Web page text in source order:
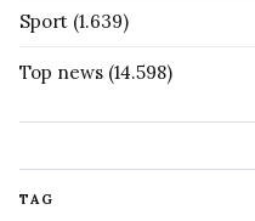
Sport (1.639)
Top news (14.598)
TAG